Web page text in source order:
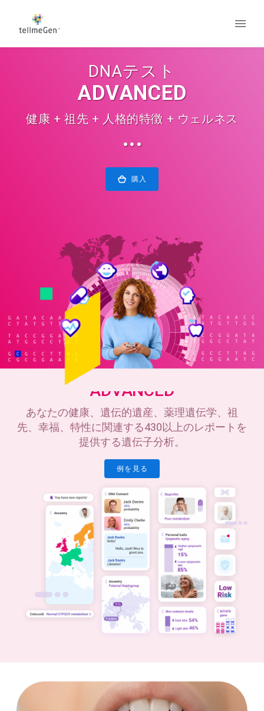
DNAテスト
ADVANCED
健康 + 祖先 + 人格的特徴 + ウェルネス
···
購入
ADVANCED
あなたの健康、遺伝的遺産、薬理遺伝学、祖
先、幸福、特性に関連する430以上のレポートを
提供する遺伝子分析。
例を見る